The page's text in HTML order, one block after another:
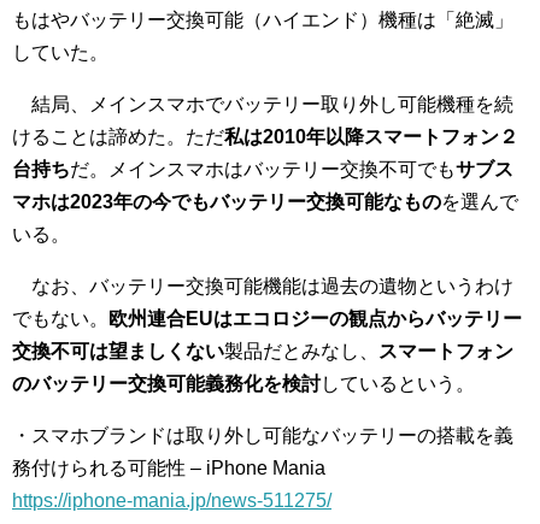
もはやバッテリー交換可能（ハイエンド）機種は「絶滅」
していた。
結局、メインスマホでバッテリー取り外し可能機種を続
けることは諦めた。ただ私は2010年以降スマートフォン２
台持ちだ。メインスマホはバッテリー交換不可でもサブス
マホは2023年の今でもバッテリー交換可能なものを選んで
いる。
なお、バッテリー交換可能機能は過去の遺物というわけ
でもない。
欧州連合EUはエコロジーの観点からバッテリー
交換不可は望ましくない製品だとみなし、
スマートフォン
のバッテリー交換可能義務化を検討しているという。
・スマホブランドは取り外し可能なバッテリーの搭載を義
務付けられる可能性 – iPhone Mania
https://iphone-mania.jp/news-511275/